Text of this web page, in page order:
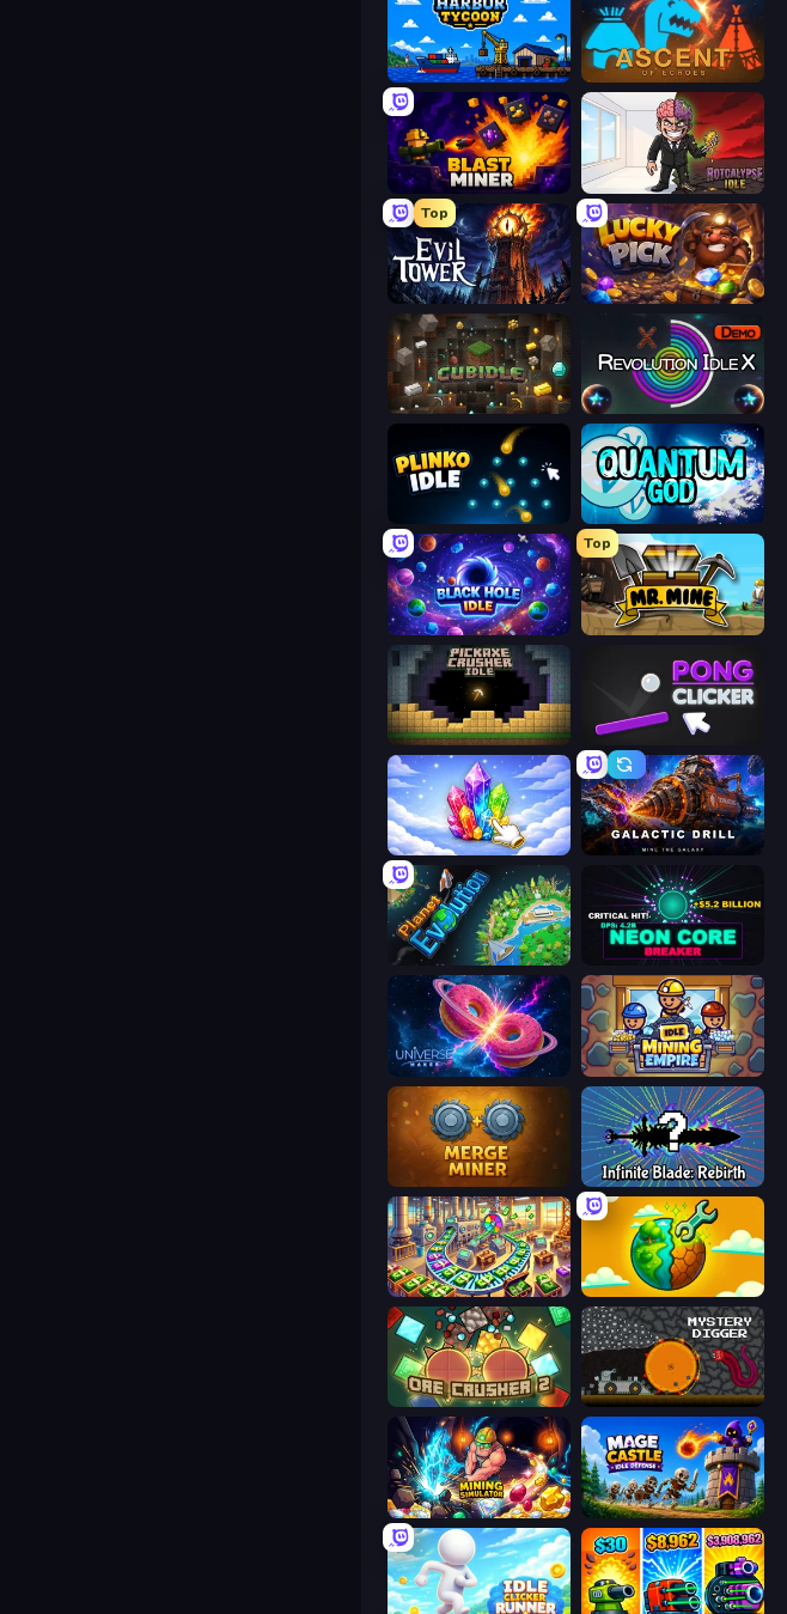
Harbor Tycoon Ascent of Echoes
Blast Miner Rotcalypse: Idle Incremental
Top
Evil Tower Lucky Pick
Cubidle Revolution Idle X
Plinko Idle Quantum God
Black Hole Idle
Top
Mr. Mine
Pickaxe Crusher Idle Pong Clicker
Crystalia Idle Clicker Galactic Drill
Planet Evolution: Idle Clicker Neon Core Breaker
Universe Maker Idle Mining Empire
Merge Miner Infinite Blade: Rebirth
Money Factory: Tycoon Idle Game Land Explorers: Merge & Build
OreCrusher 2 Mystery Digger
Mining Simulator Mage Castle Idle Defense